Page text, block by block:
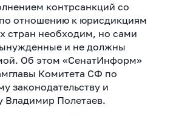
контрсанкций со
отношению к юрисдикциям
стран необходим, но сами
и не должны
Об этом «СенатИнформ»
Комитета СФ по
законодательству и
Владимир Полетаев.